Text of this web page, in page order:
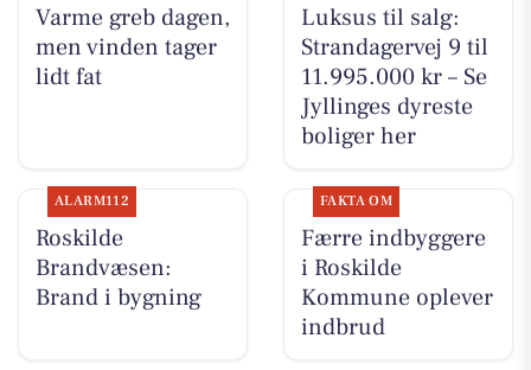
Varme greb dagen,
men vinden tager
lidt fat
Luksus til salg:
Strandagervej 9 til
11.995.000 kr – Se
Jyllinges dyreste
boliger her
ALARM112
Roskilde
Brandvæsen:
Brand i bygning
FAKTA OM
Færre indbyggere
i Roskilde
Kommune oplever
indbrud